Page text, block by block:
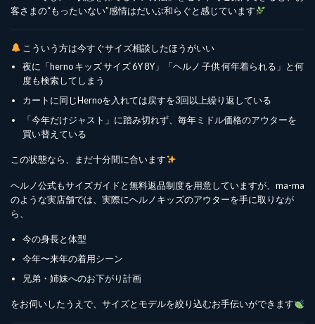
客さまの“もったいない”感情はだいぶ和らぐと感じています
こういう方は今すぐサイズ相談したほうがいい
夜に「herno キッズ サイズ 6Y 8Y」「ヘルノ 子供 何年着られる」と何
度も検索してしまう
カートに同じHernoを入れては戻すを3回以上繰り返している
「今年だけジャスト」に踏み切れず、毎年ミドル価格のアウターを
買い替えている
この状態なら、まだ十分間に合います
ヘルノ公式もサイズガイドと無料返品制度を用意していますが、ma-ma
のような実店舗では、実際にヘルノキッズのアウターを手に取りなが
ら、
今の身長と体型
今年〜来年の着用シーン
兄弟・姉妹へのお下がり計画
をお伺いしたうえで、サイズとモデルを絞り込むお手伝いができます